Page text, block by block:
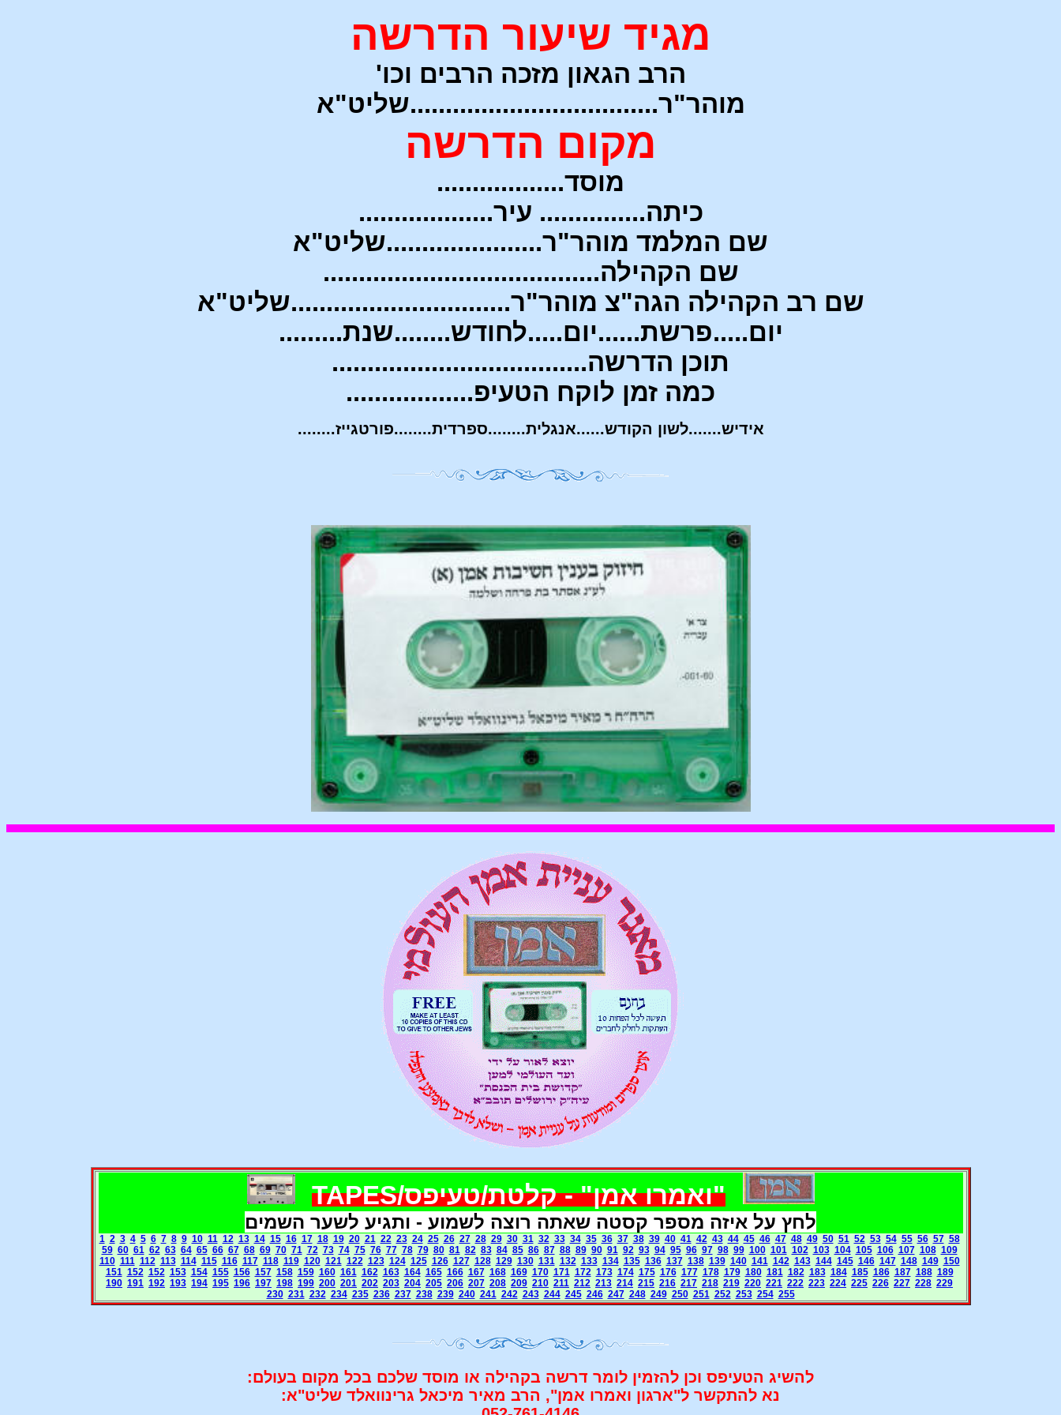
מגיד שיעור הדרשה
הרב הגאון מזכה הרבים וכו'
מוהר"ר...................................שליט"א
מקום הדרשה
מוסד..................
כיתה............... עיר...................
שם המלמד מוהר"ר......................שליט"א
שם הקהילה.......................................
שם רב הקהילה הגה"צ מוהר"ר...............................שליט"א
יום.....פרשת......יום.....לחודש........שנת.........
תוכן הדרשה....................................
כמה זמן לוקח הטעיפ..................
אידיש.......לשון הקודש......אנגלית........ספרדית........פורטגייז........
"ואמרו אמן" - קלטת/טעיפס/TAPES
לחץ על איזה מספר קסטה שאתה רוצה לשמוע - ותגיע לשער השמים
1 2 3 4 5 6 7 8 9 10 11 12 13 14 15 16 17 18 19 20 21 22 23 24 25 26 27 28 29 30 31 32 33 34 35 36 37 38 39 40 41 42 43 44 45 46 47 48 49 50 51 52 53 54 55 56 57 58
59 60 61 62 63 64 65 66 67 68 69 70 71 72 73 74 75 76 77 78 79 80 81 82 83 84 85 86 87 88 89 90 91 92 93 94 95 96 97 98 99 100 101 102 103 104 105 106 107 108 109
110 111 112 113 114 115 116 117 118 119 120 121 122 123 124 125 126 127 128 129 130 131 132 133 134 135 136 137 138 139 140 141 142 143 144 145 146 147 148 149 150
151 152 152 153 154 155 156 157 158 159 160 161 162 163 164 165 166 167 168 169 170 171 172 173 174 175 176 177 178 179 180 181 182 183 184 185 186 187 188 189
190 191 192 193 194 195 196 197 198 199 200 201 202 203 204 205 206 207 208 209 210 211 212 213 214 215 216 217 218 219 220 221 222 223 224 225 226 227 228 229
230 231 232 234 235 236 237 238 239 240 241 242 243 244 245 246 247 248 249 250 251 252 253 254 255
להשיג הטעיפס וכן להזמין לומר דרשה בקהילה או מוסד שלכם בכל מקום בעולם:
נא להתקשר ל"ארגון ואמרו אמן", הרב מאיר מיכאל גרינוואלד שליט"א: